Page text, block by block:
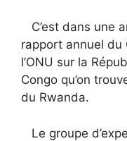
C’est dans une
rapport annuel du
l’ONU sur la
Congo qu’on
du Rwanda.
Le groupe